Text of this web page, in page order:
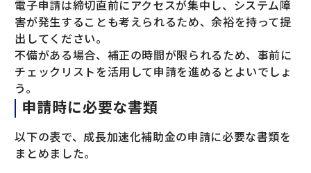
電子申請は締切直前にアクセスが集中し、システム障
害が発生することも考えられるため、余裕を持って提
出してください。
不備がある場合、補正の時間が限られるため、事前に
チェックリストを活用して申請を進めるとよいでしょ
う。
申請時に必要な書類
以下の表で、成長加速化補助金の申請に必要な書類を
まとめました。